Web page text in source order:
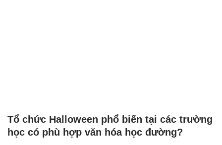
Tổ chức Halloween phổ biến tại các trường
học có phù hợp văn hóa học đường?